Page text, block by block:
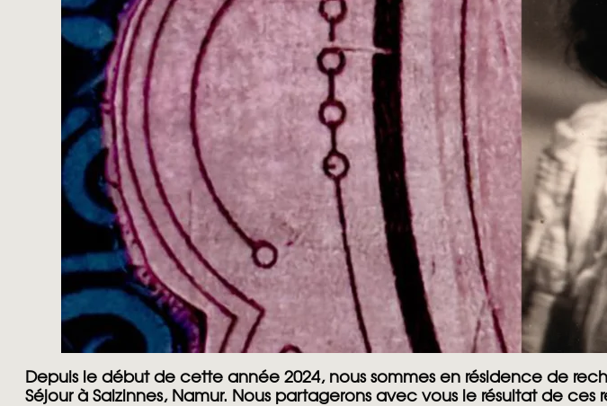
Depuis le début de cette année 2024, nous sommes en résidence de
Séjour à Salzinnes, Namur. Nous partagerons avec vous le résultat de